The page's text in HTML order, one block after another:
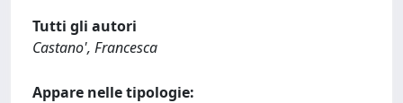
Tutti gli autori
Castano', Francesca
Appare nelle tipologie: